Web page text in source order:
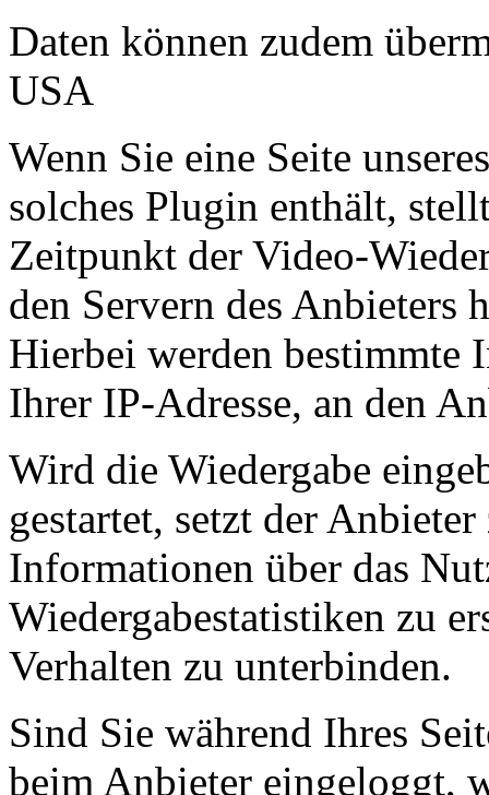
Daten können zudem
USA
Wenn Sie eine Seite
solches Plugin enthält,
Zeitpunkt der Video-
den Servern des Anbieters
Hierbei werden bestimmte
Ihrer IP-Adresse, an den
Wird die Wiedergabe
gestartet, setzt der
Informationen über das
Wiedergabestatistiken zu
Verhalten zu unterbinden.
Sind Sie während Ihres
beim Anbieter eingeloggt,